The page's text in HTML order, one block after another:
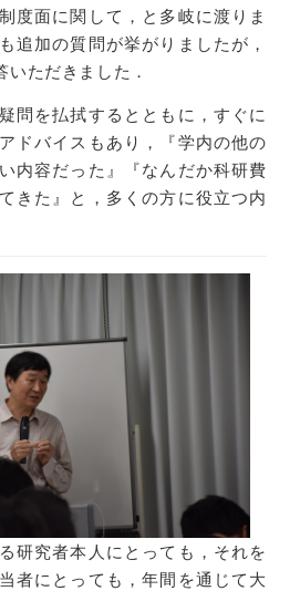
度面に関して，と多岐に渡りま
追加の質問が挙がりましたが，
いただきました．
問を払拭するとともに，すぐに
ドバイスもあり，『学内の他の
内容だった』『なんだか科研費
きた』と，多くの方に役立つ内
研究者本人にとっても，それを
者にとっても，年間を通じて大